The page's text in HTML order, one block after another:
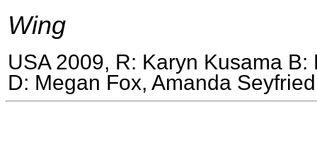
Wing
USA 2009, R: Karyn Kusama
D: Megan Fox, Amanda